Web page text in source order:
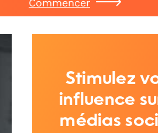
Commencer
Stimulez
influence
médias